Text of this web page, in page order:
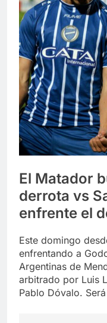
El Matador
derrota vs
enfrente el
Este domingo
enfrentando a
Argentinas de
arbitrado por Luis
Pablo Dóvalo.